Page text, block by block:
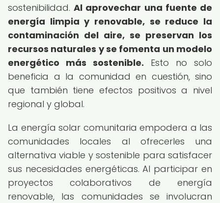
sostenibilidad.Al aprovechar una fuente de
energía limpia y renovable, se reduce la
contaminación del aire, se preservan los
recursos naturales y se fomenta un modelo
energético más sostenible. Esto no solo
beneficia a la comunidad en cuestión, sino
que también tiene efectos positivos a nivel
regional y global.
La energía solar comunitaria empodera a las
comunidades locales al ofrecerles una
alternativa viable y sostenible para satisfacer
sus necesidades energéticas. Al participar en
proyectos colaborativos de energía
renovable, las comunidades se involucran